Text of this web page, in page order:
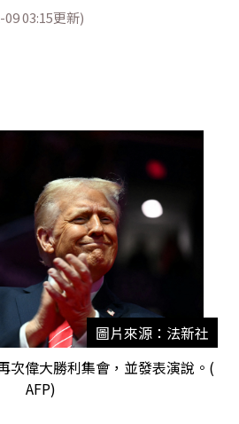
03:15更新)
圖片來源：法新社
次偉大勝利集會，並發表演說。(
AFP)